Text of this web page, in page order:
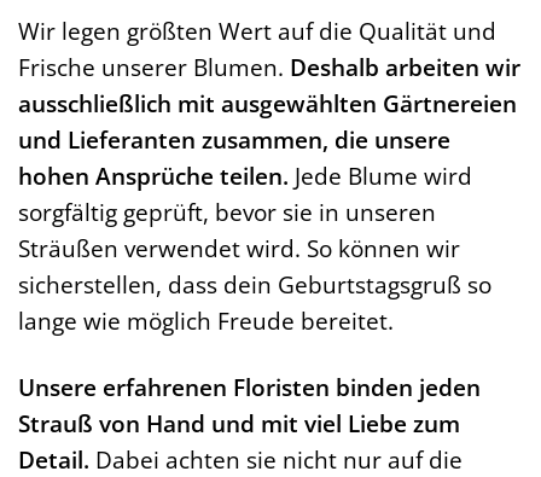
Wir legen größten Wert auf die Qualität und
Frische unserer Blumen. Deshalb arbeiten wir
ausschließlich mit ausgewählten Gärtnereien
und Lieferanten zusammen, die unsere
hohen Ansprüche teilen. Jede Blume wird
sorgfältig geprüft, bevor sie in unseren
Sträußen verwendet wird. So können wir
sicherstellen, dass dein Geburtstagsgruß so
lange wie möglich Freude bereitet.
Unsere erfahrenen Floristen binden jeden
Strauß von Hand und mit viel Liebe zum
Detail. Dabei achten sie nicht nur auf die